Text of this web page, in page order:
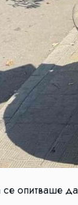
опитваше да